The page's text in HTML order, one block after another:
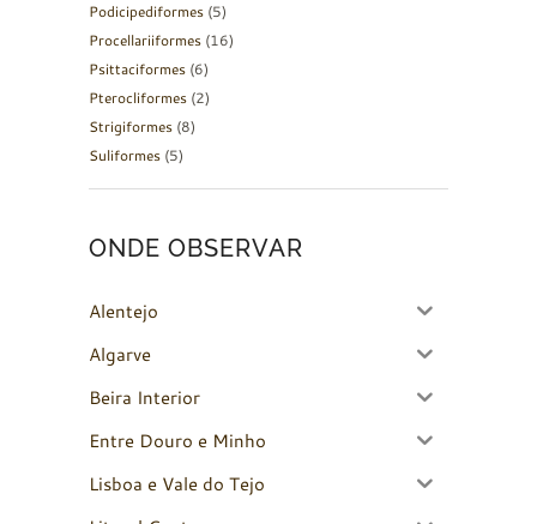
Podicipediformes (5)
Procellariiformes (16)
Psittaciformes (6)
Pterocliformes (2)
Strigiformes (8)
Suliformes (5)
ONDE OBSERVAR
Alentejo
Algarve
Beira Interior
Entre Douro e Minho
Lisboa e Vale do Tejo